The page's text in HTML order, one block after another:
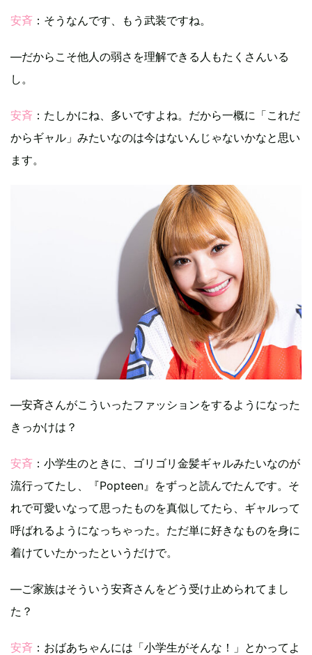
安斉 ：そうなんです、もう武装ですね。
―だからこそ他人の弱さを理解できる人もたくさんいる
し。
安斉 ：たしかにね、多いですよね。だから一概に「これだ
からギャル」みたいなのは今はないんじゃないかなと思い
ます。
―安斉さんがこういったファッションをするようになった
きっかけは？
安斉 ：小学生のときに、ゴリゴリ金髪ギャルみたいなのが
流行ってたし、『Popteen』をずっと読んでたんです。そ
れで可愛いなって思ったものを真似してたら、ギャルって
呼ばれるようになっちゃった。ただ単に好きなものを身に
着けていたかったというだけで。
―ご家族はそういう安斉さんをどう受け止められてまし
た？
安斉 ：おばあちゃんには「小学生がそんな！」とかってよ